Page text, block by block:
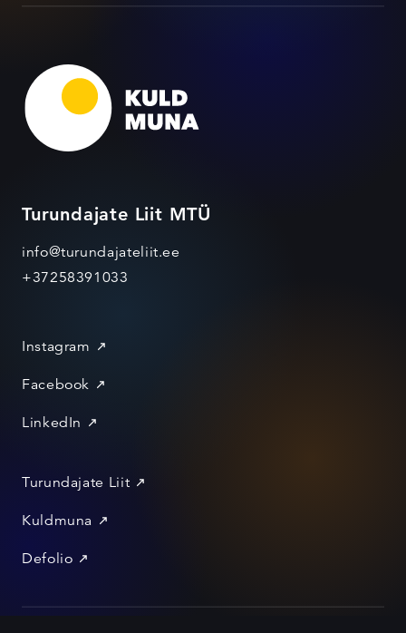
Turundajate Liit MTÜ
info@turundajateliit.ee
+37258391033
Instagram
Facebook
LinkedIn
Turundajate Liit
Kuldmuna
Defolio